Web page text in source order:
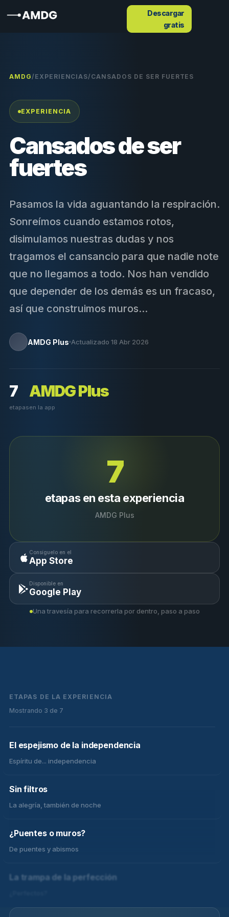
Descargar
gratis
AMDG/EXPERIENCIAS/CANSADOS DE SER FUERTES
EXPERIENCIA
Cansados de ser
fuertes
Pasamos la vida aguantando la respiración.
Sonreímos cuando estamos rotos,
disimulamos nuestras dudas y nos
tragamos el cansancio para que nadie note
que no llegamos a todo. Nos han vendido
que depender de los demás es un fracaso,
así que construimos muros...
AMDG Plus Actualizado 18 Abr 2026
7
etapas
AMDG Plus
en la app
7
etapas en esta experiencia
AMDG Plus
Consíguelo en el
App Store
Disponible en
Google Play
Una travesía para recorrerla por dentro, paso a paso
ETAPAS DE LA EXPERIENCIA
Mostrando 3 de 7
El espejismo de la independencia
Espíritu de... independencia
Sin filtros
La alegría, también de noche
¿Puentes o muros?
De puentes y abismos
La trampa de la perfección